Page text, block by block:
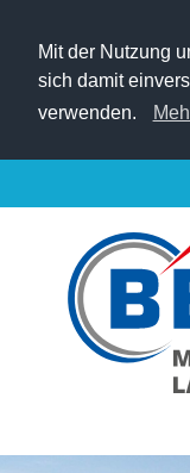
Mit der Nutzung
sich damit
verwenden.